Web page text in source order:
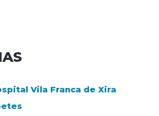
Vila Franca de Xira